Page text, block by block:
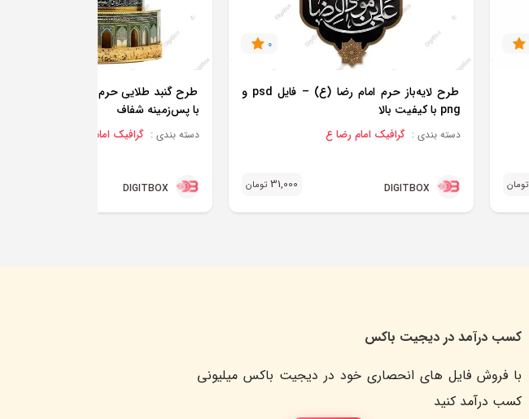
تومان
0
طرح لایه‌باز حرم امام رضا (ع) – فایل psd و
png با کیفیت بالا
دسته بندی : گرافیک امام رضا ع
DIGITBOX
31,000 تومان
با پس‌زمینه شفاف
دسته بندی : گرافیک امام رضا ع
DIGITBOX
کسب درآمد در دیجیت باکس
با فروش فایل های انحصاری خود در دیجیت باکس میلیونی
کسب درآمد کنید